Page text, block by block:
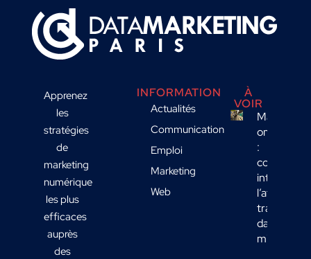
Apprenez
les
stratégies
de
marketing
numérique
les plus
efficaces
auprès
des
INFORMATION
Actualités
Communication
Emploi
Marketing
Web
À
VOIR
Marketing
omnicanal
:
comment
intégrer
l’affichage
transport
dans votre
mix média